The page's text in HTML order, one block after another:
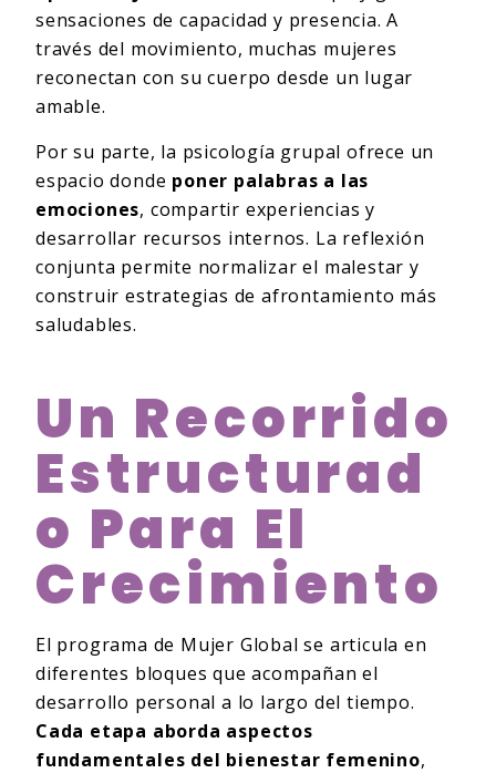
sensaciones de capacidad y presencia. A
través del movimiento, muchas mujeres
reconectan con su cuerpo desde un lugar
amable.
Por su parte, la psicología grupal ofrece un
espacio donde poner palabras a las
emociones, compartir experiencias y
desarrollar recursos internos. La reflexión
conjunta permite normalizar el malestar y
construir estrategias de afrontamiento más
saludables.
Un Recorrido
Estructurad
O Para El
Crecimiento
El programa de Mujer Global se articula en
diferentes bloques que acompañan el
desarrollo personal a lo largo del tiempo.
Cada etapa aborda aspectos
fundamentales del bienestar femenino,